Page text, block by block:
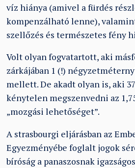
víz hiánya (amivel a fürdés
kompenzálható lenne),
szellőzés és természetes fény
Volt olyan fogvatartott, aki
zárkájában 1 (!)
mellett. De akadt olyan is, aki
kénytelen megszenvedni az
„mozgási lehetőséget”.
A strasbourgi eljárásban az
Egyezményébe foglalt jogok
bíróság a panaszosnak